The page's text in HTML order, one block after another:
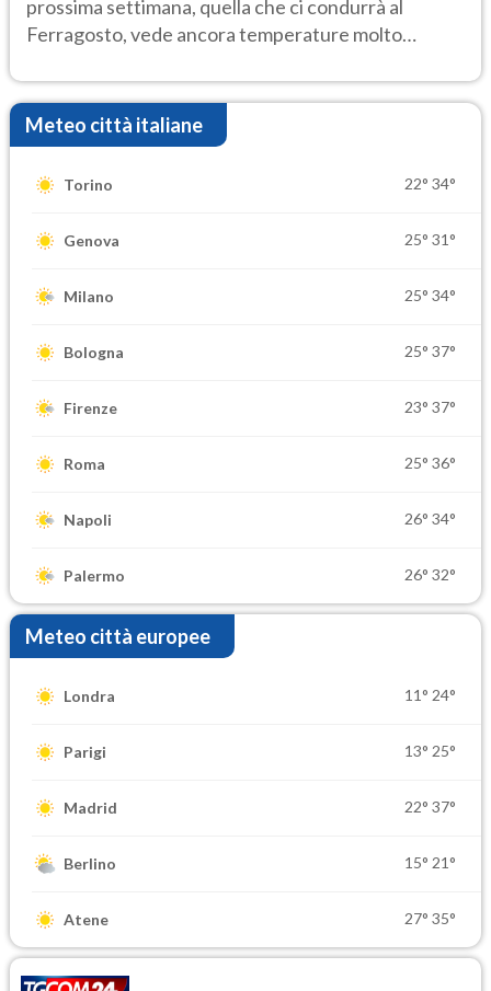
prossima settimana, quella che ci condurrà al
Ferragosto, vede ancora temperature molto
Meteo città italiane
Torino 22° 34°
Genova 25° 31°
Milano 25° 34°
Bologna 25° 37°
Firenze 23° 37°
Roma 25° 36°
Napoli 26° 34°
Palermo 26° 32°
Meteo città europee
Londra 11° 24°
Parigi 13° 25°
Madrid 22° 37°
Berlino 15° 21°
Atene 27° 35°